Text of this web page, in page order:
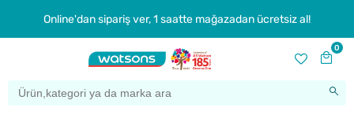
Online'dan sipariş ver, 1 saatte mağazadan ücretsiz al!
0